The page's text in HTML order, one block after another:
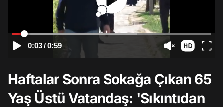
0:03/0:59
Haftalar Sonra Sokağa Çıkan 65
Yaş Üstü Vatandaş: 'Sıkıntıdan